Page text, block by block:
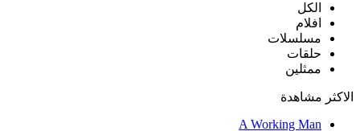
الكل
افلام
مسلسلات
حلقات
ممثلين
الاكثر مشاهدة
A Working Man